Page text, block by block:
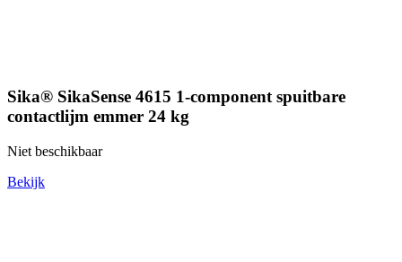
Sika® SikaSense 4615 1-component spuitbare
contactlijm emmer 24 kg
Niet beschikbaar
Bekijk